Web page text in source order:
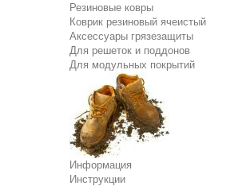
Резиновые ковры
Коврик резиновый ячеистый
Аксессуары грязезащиты
Для решеток и поддонов
Для модульных покрытий
Информация
Инструкции